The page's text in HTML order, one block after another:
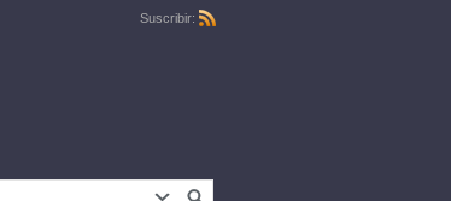
Suscribir: